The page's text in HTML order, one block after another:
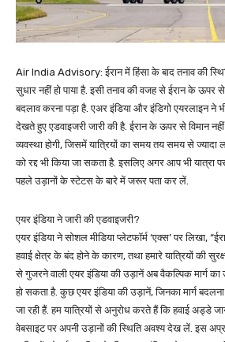
Air India Advisory: ईरान में हिंसा के बाद तनाव की
सुधार नहीं हो पाया है. इसी तनाव की वजह से ईरान के ऊपर
बदलाव करना पड़ा है. एअर इंडिया और इंडिगो एयरलाइन ने
देखते हुए एडवाइजरी जारी की है. ईरान के ऊपर से विमान
व्यवस्था होगी, जिसमें यात्रियों का समय तय समय से
को रद्द भी किया जा सकता है. इसलिए अगर आप भी यात्रा
पहले उड़ानों के स्टेटस के बारे में जरूर पता कर लें.
एयर इंडिया ने जारी की एडवाइजरी?
एयर इंडिया ने सोशल मीडिया प्लेटफॉर्म ‘एक्स’ पर लिखा,
हवाई क्षेत्र के बंद होने के कारण, तथा हमारे यात्रियों की
से गुजरने वाली एयर इंडिया की उड़ानें अब वैकल्पिक मार्ग
हो सकता है. कुछ एयर इंडिया की उड़ानें, जिनका मार्ग
जा रही हैं. हम यात्रियों से अनुरोध करते हैं कि हवाई अड्डे
वेबसाइट पर अपनी उड़ानों की स्थिति अवश्य देख लें. इस